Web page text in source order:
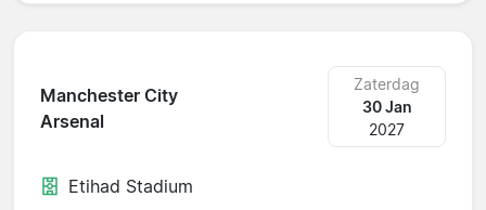
Manchester City
Arsenal
Zaterdag
30 Jan
2027
Etihad Stadium